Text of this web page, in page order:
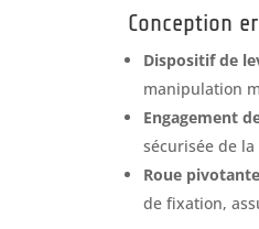
Conception
Dispositif de
manipulation
Engagement
sécurisée de
Roue
de fixation,